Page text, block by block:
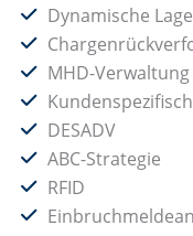
Dynamische
MHD-Verwaltung
DESADV
ABC-Strategie
RFID